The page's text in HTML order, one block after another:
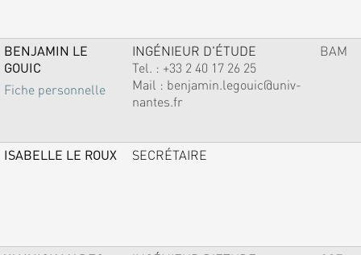
BENJAMIN LE
GOUIC
Fiche personnelle
INGÉNIEUR D'ÉTUDE
Tel. : +33 2 40 17 26 25
Mail : benjamin.legouic@univ-
nantes.fr
BAM
ISABELLE LE ROUX SECRÉTAIRE